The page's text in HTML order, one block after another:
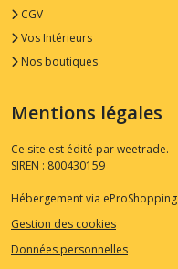
CGV
Vos Intérieurs
Nos boutiques
Mentions légales
Ce site est édité par weetrade.
SIREN : 800430159
Hébergement via eProShopping
Gestion des cookies
Données personnelles